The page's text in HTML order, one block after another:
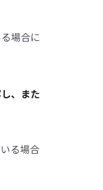
場合に
、また
る場合